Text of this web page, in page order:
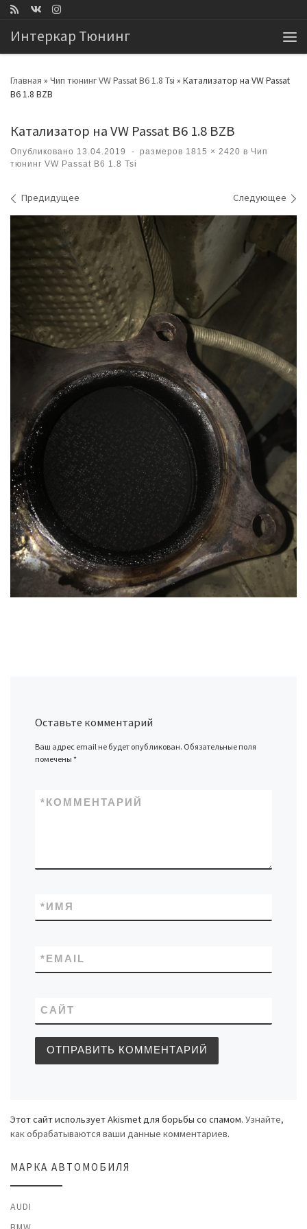
Интеркар Тюнинг
Главная » Чип тюнинг VW Passat B6 1.8 Tsi » Катализатор на VW Passat
B6 1.8 BZB
Катализатор на VW Passat B6 1.8 BZB
Опубликовано 13.04.2019 - размеров 1815 × 2420 в Чип
тюнинг VW Passat B6 1.8 Tsi
Навигация по изображениям
Предидущее Следующее
Оставьте комментарий
Ваш адрес email не будет опубликован. Обязательные поля
помечены*
КОММЕНТАРИЙ
*
ИМЯ
*
EMAIL
*
САЙТ
Этот сайт использует Akismet для борьбы со спамом. Узнайте,
как обрабатываются ваши данные комментариев.
МАРКА АВТОМОБИЛЯ
AUDI